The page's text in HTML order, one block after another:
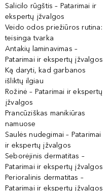
Salicilo rūgštis – Patarimai ir
ekspertų įžvalgos
Veido odos priežiūros rutina:
teisinga tvarka
Antakių laminavimas –
Patarimai ir ekspertų įžvalgos
Ką daryti, kad garbanos
išliktų ilgiau
Rožinė – Patarimai ir ekspertų
įžvalgos
Prancūziškas manikiūras
namuose
Saulės nudegimai – Patarimai
ir ekspertų įžvalgos
Seborėjinis dermatitas –
Patarimai ir ekspertų įžvalgos
Perioralinis dermatitas –
Patarimai ir ekspertų įžvalgos